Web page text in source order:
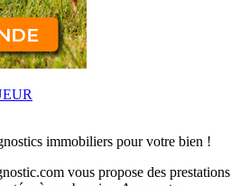
immobiliers pour votre bien !
vous propose des prestations